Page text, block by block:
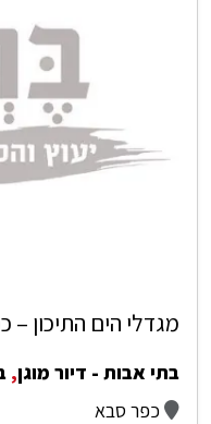
מגדלי הים התיכון
בתי אבות - דיור מוגן,
כפר סבא